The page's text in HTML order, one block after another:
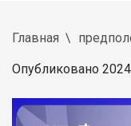
Главная
Опубликовано